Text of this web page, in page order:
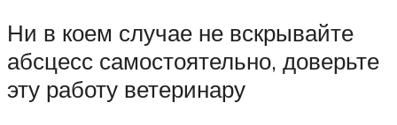
Ни в коем случае не вскрывайте
абсцесс самостоятельно, доверьте
эту работу ветеринару